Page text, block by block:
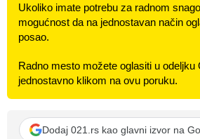
Ukoliko imate potrebu za radnom
mogućnost da na jednostavan način
posao.
Radno mesto možete oglasiti u odeljku
jednostavno klikom na ovu poruku.
Dodaj 021.rs kao glavni izvor na